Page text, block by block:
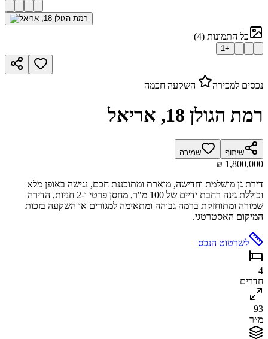
כל התמונות (
4
)
+
1
נכסים למכירה השקעה חכמה
רמת הגולן 18, אריאל
שיתוף שמירה
דירת גן מושלמת וחדישה, מוארת ומתוכננת חכם, נגישה באופן מלא
וכוללת גינה רחבת ידיים של 100 מ"ר, מחסן פרטי ו-2 חניות, הדירה
שמורה ומתוחזקת ברמה גבוהה ומתאימה למגורים או השקעה בזכות
המיקום האסטרטגי.
לשרטוט הנכס
4
חדרים
93
מ״ר